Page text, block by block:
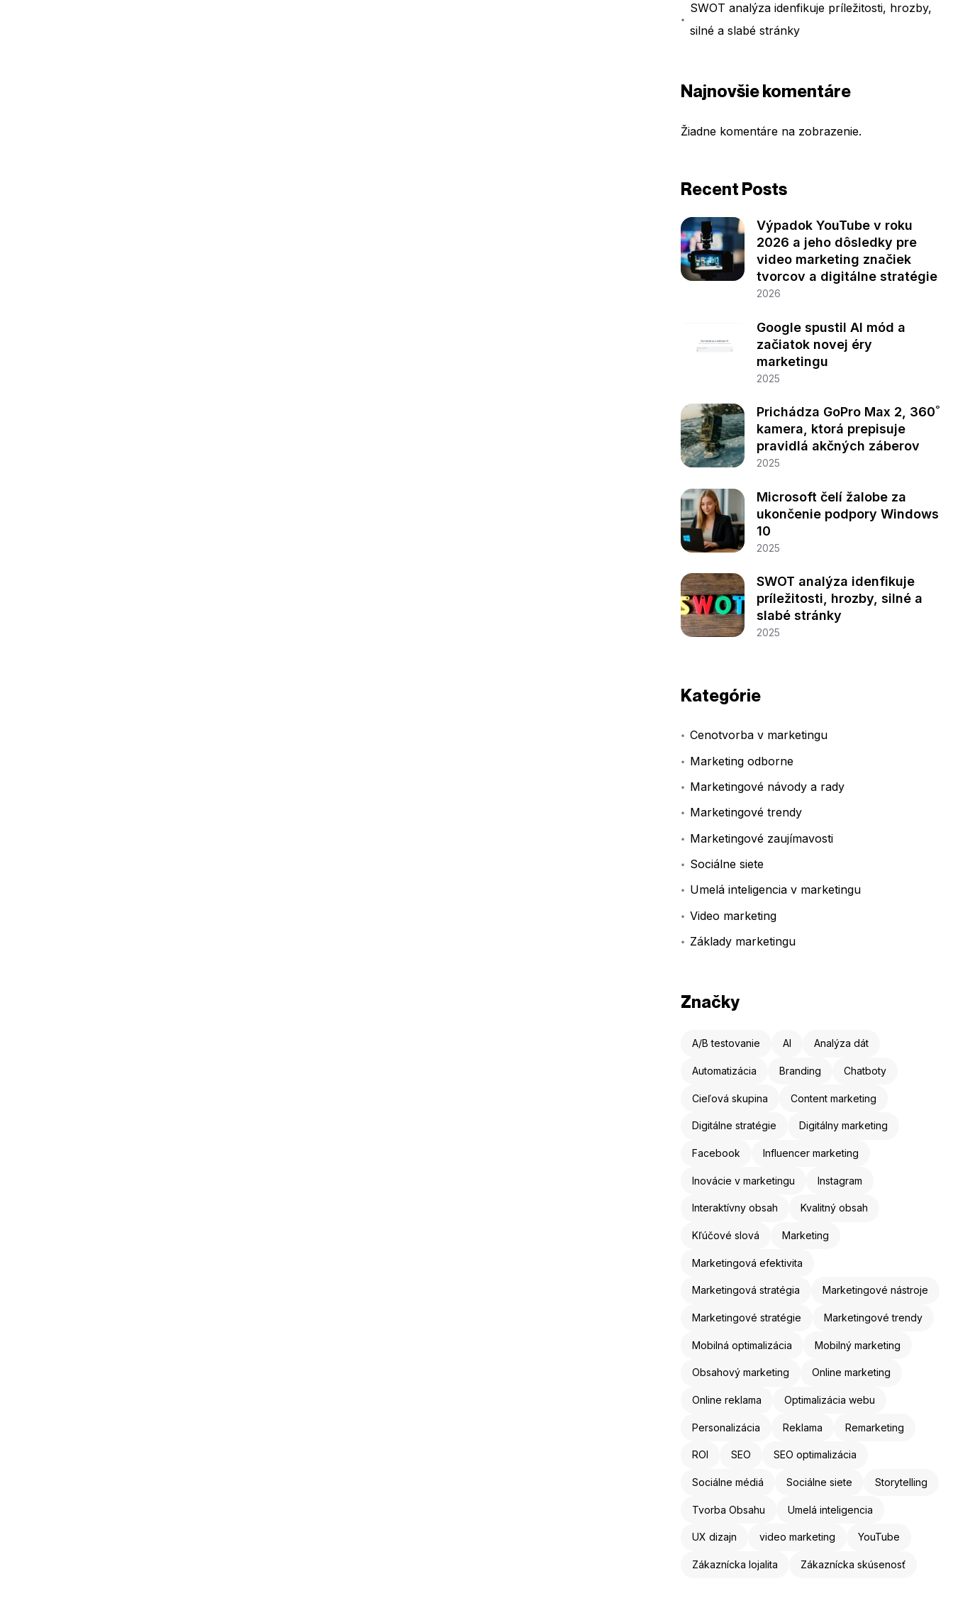
SWOT analýza idenfikuje príležitosti, hrozby,
silné a slabé stránky
Najnovšie komentáre
Žiadne komentáre na zobrazenie.
Recent Posts
Výpadok YouTube v roku
2026 a jeho dôsledky pre
video marketing značiek
tvorcov a digitálne stratégie
2026
Google spustil AI mód a
začiatok novej éry
marketingu
2025
Prichádza GoPro Max 2, 360˚
kamera, ktorá prepisuje
pravidlá akčných záberov
2025
Microsoft čelí žalobe za
ukončenie podpory Windows
10
2025
SWOT analýza idenfikuje
príležitosti, hrozby, silné a
slabé stránky
2025
Kategórie
Cenotvorba v marketingu
Marketing odborne
Marketingové návody a rady
Marketingové trendy
Marketingové zaujímavosti
Sociálne siete
Umelá inteligencia v marketingu
Video marketing
Základy marketingu
Značky
A/B testovanie AI Analýza dát
Automatizácia Branding Chatboty
Cieľová skupina Content marketing
Digitálne stratégie Digitálny marketing
Facebook Influencer marketing
Inovácie v marketingu Instagram
Interaktívny obsah Kvalitný obsah
Kľúčové slová Marketing
Marketingová efektivita
Marketingová stratégia Marketingové nástroje
Marketingové stratégie Marketingové trendy
Mobilná optimalizácia Mobilný marketing
Obsahový marketing Online marketing
Online reklama Optimalizácia webu
Personalizácia Reklama Remarketing
ROI SEO SEO optimalizácia
Sociálne médiá Sociálne siete Storytelling
Tvorba Obsahu Umelá inteligencia
UX dizajn video marketing YouTube
Zákaznícka lojalita Zákaznícka skúsenosť